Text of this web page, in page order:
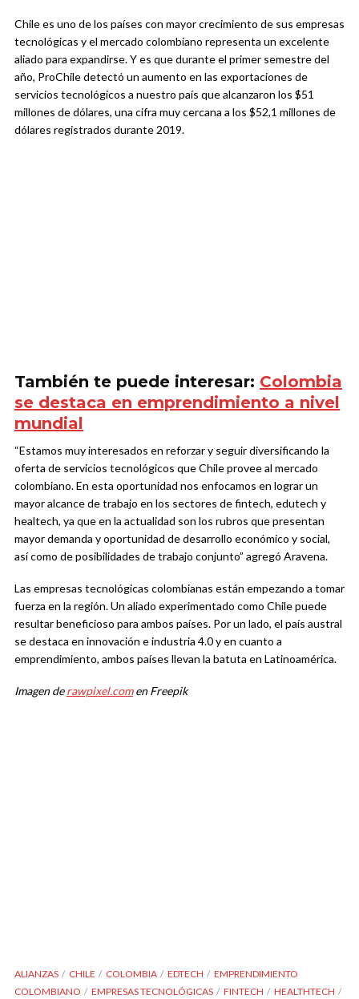
Chile es uno de los países con mayor crecimiento de sus empresas
tecnológicas y el mercado colombiano representa un excelente
aliado para expandirse. Y es que durante el primer semestre del
año, ProChile detectó un aumento en las exportaciones de
servicios tecnológicos a nuestro país que alcanzaron los $51
millones de dólares, una cifra muy cercana a los $52,1 millones de
dólares registrados durante 2019.
También te puede interesar: Colombia
se destaca en emprendimiento a nivel
mundial
“Estamos muy interesados en reforzar y seguir diversificando la
oferta de servicios tecnológicos que Chile provee al mercado
colombiano. En esta oportunidad nos enfocamos en lograr un
mayor alcance de trabajo en los sectores de fintech, edutech y
healtech, ya que en la actualidad son los rubros que presentan
mayor demanda y oportunidad de desarrollo económico y social,
así como de posibilidades de trabajo conjunto” agregó Aravena.
Las empresas tecnológicas colombianas están empezando a tomar
fuerza en la región. Un aliado experimentado como Chile puede
resultar beneficioso para ambos países. Por un lado, el país austral
se destaca en innovación e industria 4.0 y en cuanto a
emprendimiento, ambos países llevan la batuta en Latinoamérica.
Imagen derawpixel.comen Freepik
ALIANZAS CHILE COLOMBIA EDTECH
EMPRENDIMIENTO
COLOMBIANO
EMPRESAS TECNOLÓGICAS FINTECH
HEALTHTECH